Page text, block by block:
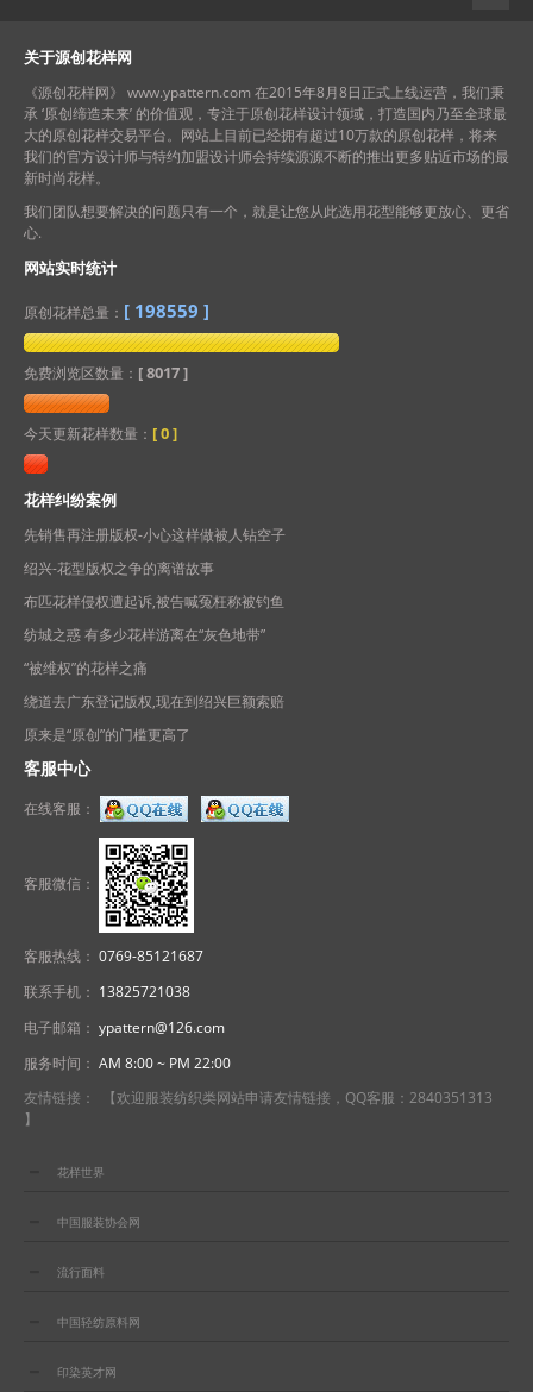
关于源创花样网
《源创花样网》 www.ypattern.com 在2015年8月8日正式上线运营，我们秉
承 ‘原创缔造未来’ 的价值观，专注于原创花样设计领域，打造国内乃至全球最
大的原创花样交易平台。网站上目前已经拥有超过10万款的原创花样，将来
我们的官方设计师与特约加盟设计师会持续源源不断的推出更多贴近市场的最
新时尚花样。
我们团队想要解决的问题只有一个，就是让您从此选用花型能够更放心、更省
心.
网站实时统计
原创花样总量： [ 198559 ]
免费浏览区数量： [ 8017 ]
今天更新花样数量： [0]
花样纠纷案例
先销售再注册版权-小心这样做被人钻空子
绍兴-花型版权之争的离谱故事
布匹花样侵权遭起诉,被告喊冤枉称被钓鱼
纺城之惑 有多少花样游离在“灰色地带”
“被维权”的花样之痛
绕道去广东登记版权,现在到绍兴巨额索赔
原来是“原创”的门槛更高了
客服中心
在线客服：
客服微信：
客服热线： 0769-85121687
联系手机： 13825721038
电子邮箱： ypattern@126.com
服务时间： AM 8:00 ~ PM 22:00
友情链接： 【欢迎服装纺织类网站申请友情链接，QQ客服：2840351313
】
花样世界
中国服装协会网
流行面料
中国轻纺原料网
印染英才网